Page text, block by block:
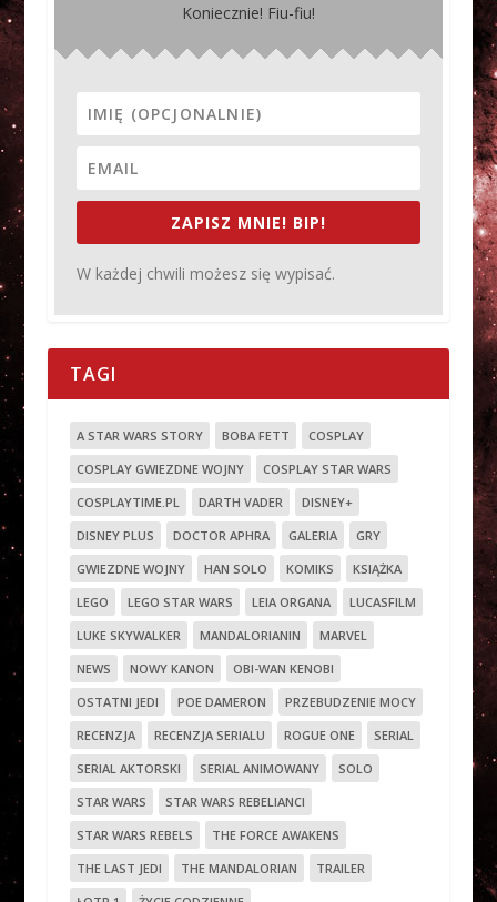
Koniecznie! Fiu-fiu!
ZAPISZ MNIE! BIP!
W każdej chwili możesz się wypisać.
TAGI
A STAR WARS STORY BOBA FETT
COSPLAY
COSPLAY GWIEZDNE WOJNY
COSPLAY STAR WARS
COSPLAYTIME.PL
DARTH VADER
DISNEY+
DISNEY PLUS
DOCTOR APHRA GALERIA
GRY
GWIEZDNE WOJNY
HAN SOLO KOMIKS
KSIĄŻKA
LEGO
LEGO STAR WARS LEIA ORGANA
LUCASFILM
LUKE SKYWALKER
MANDALORIANIN
MARVEL
NEWS
NOWY KANON
OBI-WAN KENOBI
OSTATNI JEDI
POE DAMERON
PRZEBUDZENIE MOCY
RECENZJA
RECENZJA SERIALU ROGUE ONE
SERIAL
SERIAL AKTORSKI
SERIAL ANIMOWANY
SOLO
STAR WARS
STAR WARS REBELIANCI
STAR WARS REBELS
THE FORCE AWAKENS
THE LAST JEDI
THE MANDALORIAN
TRAILER